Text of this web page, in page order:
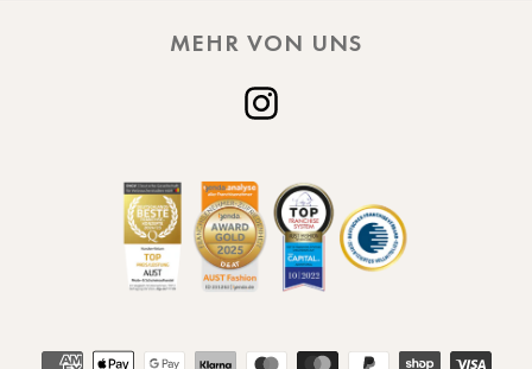
MEHR VON UNS